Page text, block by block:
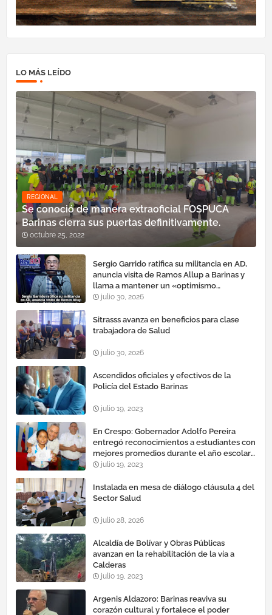
LO MÁS LEÍDO
REGIONAL
Se conoció de manera extraoficial FOSPUCA
Barinas cierra sus puertas definitivamente.
octubre 25, 2022
Sergio Garrido ratifica su militancia en AD,
anuncia visita de Ramos Allup a Barinas y
llama a mantener un «optimismo
cauteloso»
julio 30, 2026
Sitrasss avanza en beneficios para clase
trabajadora de Salud
julio 30, 2026
Ascendidos oficiales y efectivos de la
Policía del Estado Barinas
julio 19, 2023
En Crespo: Gobernador Adolfo Pereira
entregó reconocimientos a estudiantes con
mejores promedios durante el año escolar
2022 – 2023
julio 19, 2023
Instalada en mesa de diálogo cláusula 4 del
Sector Salud
julio 28, 2026
Alcaldía de Bolívar y Obras Públicas
avanzan en la rehabilitación de la vía a
Calderas
julio 19, 2023
Argenis Aldazoro: Barinas reaviva su
corazón cultural y fortalece el poder